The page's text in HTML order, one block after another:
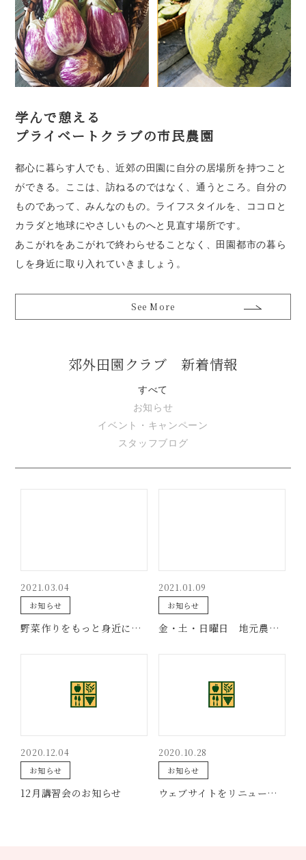
学んで憩える
プライベートクラブの市民農園
都心に暮らす人でも、近郊の田園に自分の居場所を持つこと
ができる。ここは、訪ねるのではなく、通うところ。自分の
ものであって、みんなのもの。ライフスタイルを、ココロと
カラダと地球にやさしいものへと見直す場所です。
あこがれをあこがれで終わらせることなく、田園都市の暮ら
しを身近に取り入れていきましょう。
See More
郊外田園クラブ 新着情報
すべて
お知らせ
イベント・キャンペーン
スタッフブログ
2021.03.04
お知らせ
野菜作りをもっと身近に。説明会のお知らせ。
2021.01.09
お知らせ
金・土・日曜日 地元農家さん穫れたて朝市開催中
2020.12.04
お知らせ
12月講習会のお知らせ
2020.10.28
お知らせ
ウェブサイトをリニューアルしました